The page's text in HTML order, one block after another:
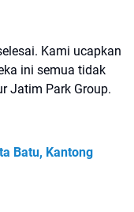
Kami ucapkan
ini semua tidak
Jatim Park Group.
Batu, Kantong